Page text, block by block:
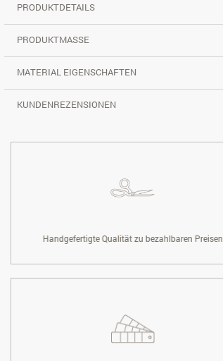
PRODUKTDETAILS
PRODUKTMASSE
MATERIAL EIGENSCHAFTEN
KUNDENREZENSIONEN
Handgefertigte Qualität zu bezahlbaren Preisen